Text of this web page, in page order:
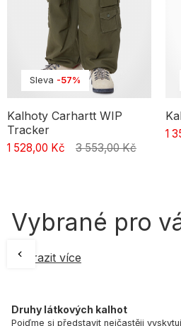
Sleva -57%
Kalhoty Carhartt WIP
Tracker
1 528,00 Kč 3 553,00 Kč
1
Vybrané pro
Zobrazit více
Druhy látkových kalhot
Pojďme si představit nejčastěji